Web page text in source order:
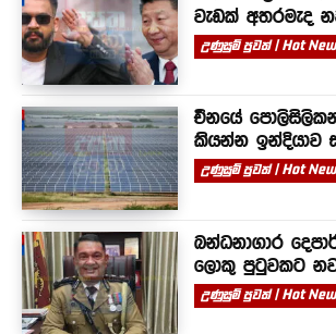
වැඩක් අතරමැද
උණුසුම් පුවත් | Hot
චීනයේ
කියන්න ඉන්දියාව
උණුසුම් පුවත් | Hot
බන්ධනාගාර
ලොකු පුටුවකට
උණුසුම් පුවත් | Hot